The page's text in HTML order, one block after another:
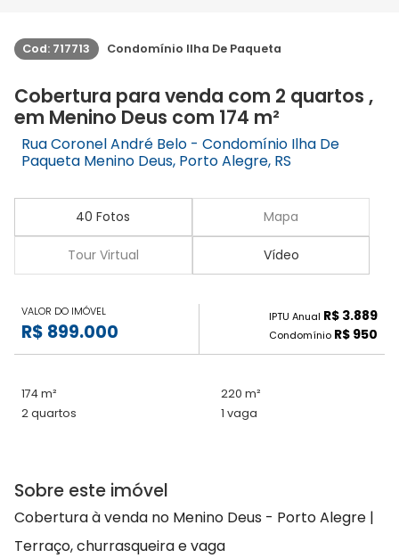
Cod: 717713 Condomínio Ilha De Paqueta
Cobertura para venda com 2 quartos ,
em Menino Deus com 174 m²
Rua Coronel André Belo - Condomínio Ilha De
Paqueta Menino Deus, Porto Alegre, RS
40 Fotos Mapa
Tour Virtual Vídeo
VALOR DO IMÓVEL
R$ 899.000
IPTU Anual R$ 3.889
Condomínio R$ 950
174 m²
220 m²
2 quartos
1 vaga
Sobre este imóvel
Cobertura à venda no Menino Deus - Porto Alegre |
Terraço, churrasqueira e vaga